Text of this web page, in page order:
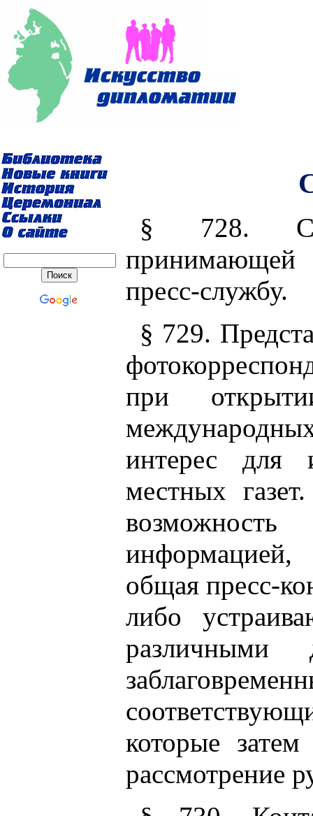
§ 728.
принимающей
пресс-службу.
§ 729.
при
интерес для
местных
информацией,
общая пресс-
либо
различными
которые
рассмотрение